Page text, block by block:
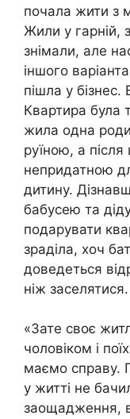
почала жити з
Жили у гарній,
знімали, але
іншого
пішла у
Квартира була
жила одна
руїною, а після
непридатною
дитину.
бабусею та
подарувати
зраділа, хоч
доведеться
ніж заселятися.
«Зате своє
чоловіком і
маємо справу.
у житті не
заощадження,